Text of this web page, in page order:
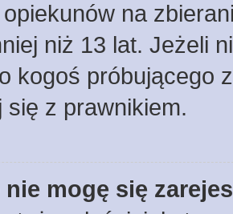
na
niż 13 lat. Jeżeli
kogoś próbującego
się z prawnikiem.
nie mogę się